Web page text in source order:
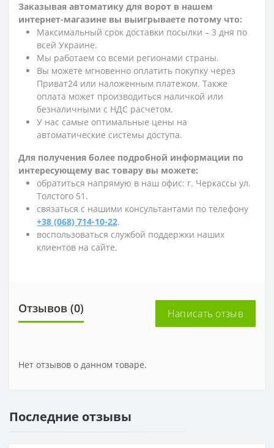
Заказывая автоматику для ворот в нашем
интернет-магазине вы выигрываете потому что:
Максимальный срок доставки посылки – 3 дня по
всей Украине.
Мы работаем со всеми регионами страны.
Вы можете мгновенно оплатить покупку через
Приват24 или наложенным платежом. Также
оплата может производиться наличкой или
безналичными с НДС расчетом.
У нас самые оптимальные цены на
автоматические системы доступа.
Для получения более подробной информации по
интересующему вас товару вы можете:
обратиться напрямую в наш офис: г. Черкассы ул.
Толстого 51.
связаться с нашими консультантами по телефону
+38 (068) 714-10-22.
воспользоваться службой поддержки наших
клиентов на сайте.
Отзывов (0) Написать отзыв
Нет отзывов о данном товаре.
Последние отзывы